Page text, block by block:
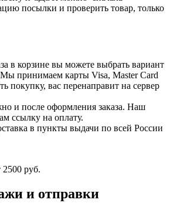
посылки и проверить товар, только
в корзине вы можете выбрать вариант
принимаем карты Visa, Master Card
покупку, вас перенаправит на сервер
и после оформления заказа. Наш
ссылку на оплату.
в пункты выдачи по всей России
2500 руб.
и отправки